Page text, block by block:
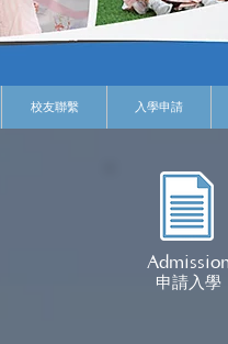
校友聯繫 入學申請
Admission
申請入學